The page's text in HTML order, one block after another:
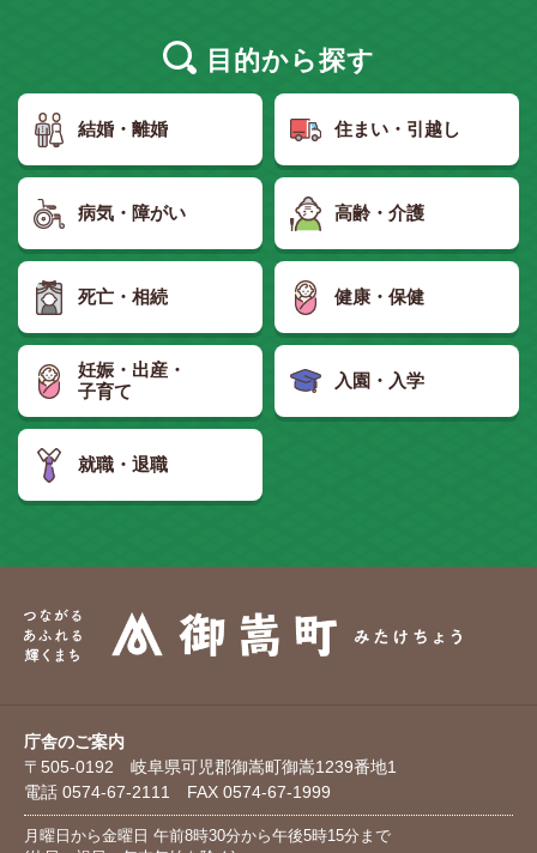
目的から探す
結婚・離婚 住まい・引越し
病気・障がい 高齢・介護
死亡・相続 健康・保健
妊娠・出産・
子育て
入園・入学
就職・退職
庁舎のご案内
〒505-0192 岐阜県可児郡御嵩町御嵩1239番地1
電話 0574-67-2111 FAX 0574-67-1999
月曜日から金曜日 午前8時30分から午後5時15分まで